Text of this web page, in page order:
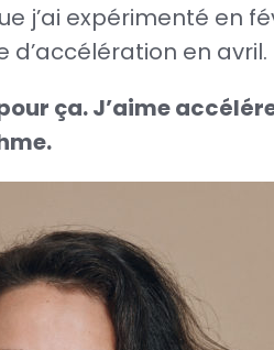
j’ai expérimenté en
en avril.
ça. J’aime